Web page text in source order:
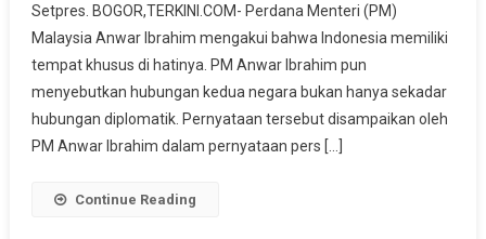
Ibrahim
Akui
Indonesia
Punya
Tempat
Setpres. BOGOR,TERKINI.COM- Perdana Menteri (PM)
Malaysia Anwar Ibrahim mengakui bahwa Indonesia memiliki
tempat khusus di hatinya. PM Anwar Ibrahim pun
menyebutkan hubungan kedua negara bukan hanya sekadar
hubungan diplomatik. Pernyataan tersebut disampaikan oleh
PM Anwar Ibrahim dalam pernyataan pers […]
Continue Reading